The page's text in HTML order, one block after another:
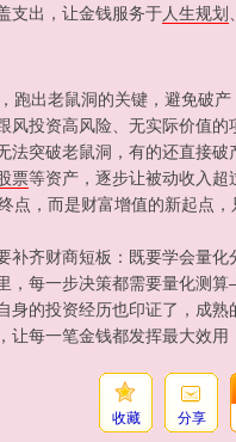
支出，让金钱服务于人生规划
出老鼠洞的关键，避免破
风投资高风险、无实际价值
法突破老鼠洞，有的还直接
票等资产，逐步让被动收入超
，而是财富增值的新起点
补齐财商短板：既要学会量化
，每一步决策都需要量化测
身的投资经历也印证了，成熟
让每一笔金钱都发挥最大效用
收藏 分享